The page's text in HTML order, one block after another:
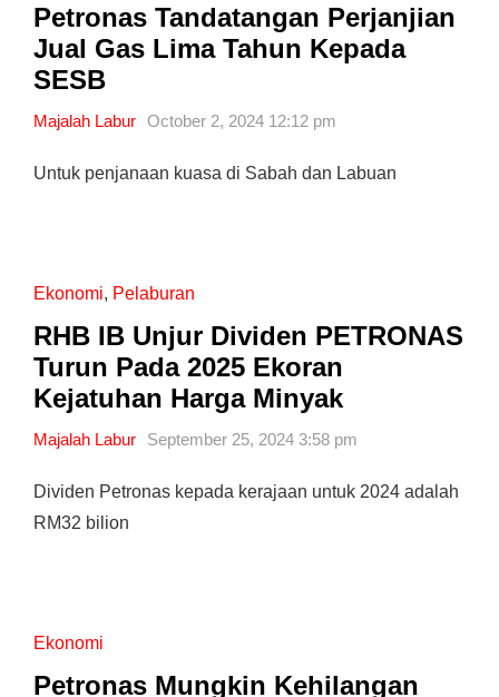
Petronas Tandatangan Perjanjian
Jual Gas Lima Tahun Kepada
SESB
Majalah Labur October 2, 2024 12:12 pm
Untuk penjanaan kuasa di Sabah dan Labuan
Ekonomi, Pelaburan
RHB IB Unjur Dividen PETRONAS
Turun Pada 2025 Ekoran
Kejatuhan Harga Minyak
Majalah Labur September 25, 2024 3:58 pm
Dividen Petronas kepada kerajaan untuk 2024 adalah
RM32 bilion
Ekonomi
Petronas Mungkin Kehilangan